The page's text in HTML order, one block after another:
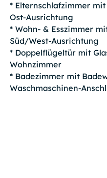
* Elternschlafzimmer
Ost-Ausrichtung
* Wohn- & Esszimmer
Süd/West-Ausrichtung
* Doppelflügeltür mit
Wohnzimmer
* Badezimmer mit
Waschmaschinen-